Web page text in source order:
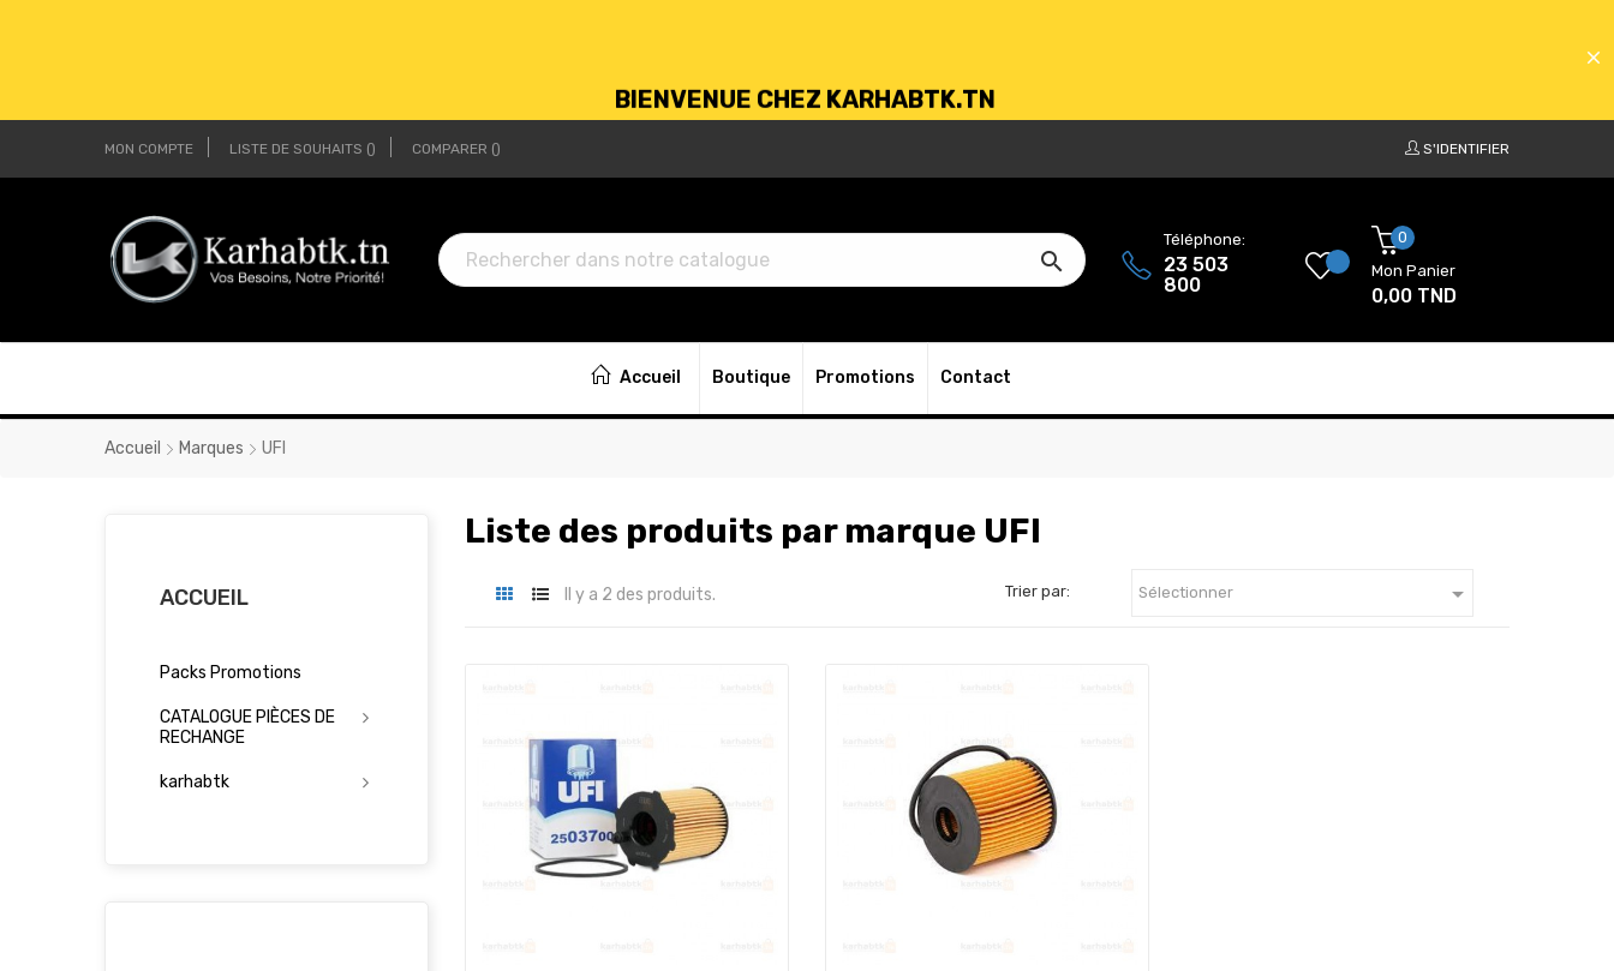
LIVRAISON GRATUITE À PARTIR DE 250DT D'ACHATS
BIENVENUE CHEZ KARHABTK.TN
LIVRAISON GRATUITE À PARTIR DE 250DT D'ACHATS
MON COMPTE LISTE DE SOUHAITS COMPARER S'IDENTIFIER

Téléphone:
23 503
800
0
Mon Panier
0,00 TND
Accueil Boutique Promotions Contact
Accueil Marques UFI
ACCUEIL
Packs Promotions
CATALOGUE PIÈCES DE
RECHANGE
karhabtk
Liste des produits par marque UFI
Il y a 2 des produits. Trier par: Sélectionner 